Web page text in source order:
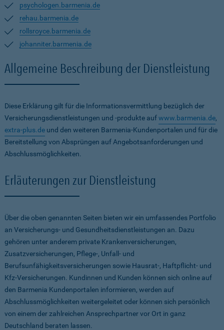
psychologen.barmenia.de
rehau.barmenia.de
rollsroyce.barmenia.de
johanniter.barmenia.de
Allgemeine Beschreibung der Dienstleistung
Diese Erklärung gilt für die Informationsvermittlung bezüglich der
Versicherungsdienstleistungen und -produkte aufwww.barmenia.de,
extra-plus.de und den weiteren Barmenia-Kundenportalen und für die
Bereitstellung von Absprüngen auf Angebotsanforderungen und
Abschlussmöglichkeiten.
Erläuterungen zur Dienstleistung
Über die oben genannten Seiten bieten wir ein umfassendes Portfolio
an Versicherungs- und Gesundheitsdienstleistungen an. Dazu
gehören unter anderem private Krankenversicherungen,
Zusatzversicherungen, Pflege-, Unfall- und
Berufsunfähigkeitsversicherungen sowie Hausrat-, Haftpflicht- und
Kfz-Versicherungen. Kundinnen und Kunden können sich online auf
den Barmenia Kundenportalen informieren, werden auf
Abschlussmöglichkeiten weitergeleitet oder können sich persönlich
von einem der zahlreichen Ansprechpartner vor Ort in ganz
Deutschland beraten lassen.